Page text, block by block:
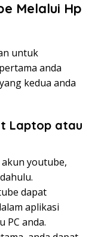
Melalui Hp
untuk
anda
kedua anda
Laptop atau
youtube,
dapat
aplikasi
PC anda.